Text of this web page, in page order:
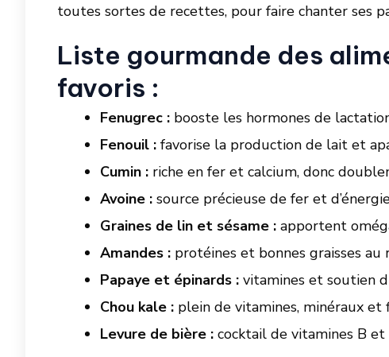
toutes sortes de recettes, pour faire chanter ses
Liste gourmande des
favoris :
Fenugrec : booste les hormones de
Fenouil : favorise la production de lait et
Cumin : riche en fer et calcium, donc
Avoine : source précieuse de fer et
Graines de lin et sésame : apportent
Amandes : protéines et bonnes graisses au
Papaye et épinards : vitamines et soutien
Chou kale : plein de vitamines, minéraux et
Levure de bière : cocktail de vitamines B